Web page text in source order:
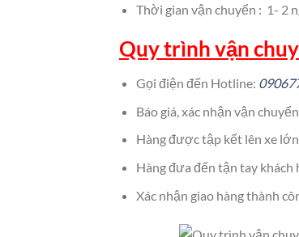
Thời gian vận chuyển : 1- 2
Quy trình vận
Gọi điện đến Hotline:
Báo giá, xác nhận vận
Hàng được tập kết lên xe
Hàng đưa đến tận tay
Xác nhận giao hàng thành